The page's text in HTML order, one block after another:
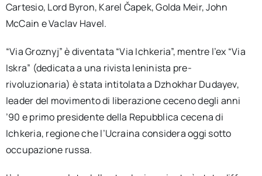
Cartesio, Lord Byron, Karel Čapek, Golda Meir, John
McCain e Vaclav Havel.
“Via Groznyj” è diventata “Via Ichkeria”, mentre l’ex “Via
Iskra” (dedicata a una rivista leninista pre-
rivoluzionaria) è stata intitolata a Dzhokhar Dudayev,
leader del movimento di liberazione ceceno degli anni
’90 e primo presidente della Repubblica cecena di
Ichkeria, regione che l’Ucraina considera oggi sotto
occupazione russa.